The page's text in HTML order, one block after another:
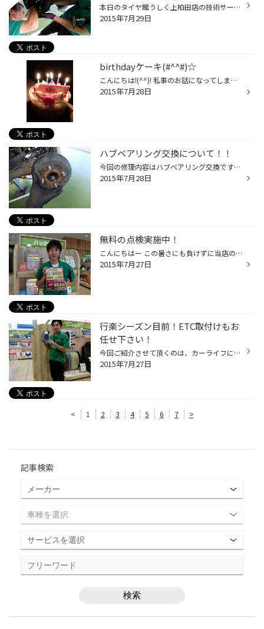
本日のタイヤ館うしく上柏田店の技術サービスはフロントのロアアームジョイントとタイロットの社外品交換になります。 ロアアームジョイント・タイロットを交換するとどうなるのか？ 最近のハイエースのローダウン＋大径ホイール装着はカスタムの基本として定着しています。 しかし、スタイリングと...
2015年7月29日
birthdayケーキ(#^^#)☆
こんにちは!(^^)! 私事のお話になってしまいますが、7/25日をもって29歳になりました(*^^)v よく老け顔扱いされますがギリギリ20代なんですよ＼(^o^)／(笑) 20代までにやり遂げておきたいこと等、探せばきりはないですが… 前向きに！そして一つ一つクリアにしていき、成長していければと思っていま...
2015年7月28日
ハブベアリング交換について！！
今回の修理内容はハブベアリング交換です！ 先日タントのお客様で走行中に音がするとのご依頼を受けました。 早速試乗させてもらうと、スピードに応じて ゴーーーといった音が常になっています。 初めは単なるタイヤのロードノイズか？と思ったのですが、速度が増すにつれて次第に音が大きくなり、...
2015年7月28日
無料の点検実施中！
こんにちはー この暑さにも負けずに当店のスタッフは元気に営業中です！ この暑さですとお車のトラブルも多くなる季節にもなります。 今お乗りのお車のメンテナンスは大丈夫ですか？ トラブルで一番多いのが・・・ タイヤでのトラブルです。 高速道路でのパンクがやはり多いようです。 そうならない...
2015年7月27日
行楽シーズン目前！ETC取付けもお
任せ下さい！
今回ご紹介させて頂くのは、カーライフには必須アイテム「ETC」のご紹介です。 ETCの特徴といたしましては、料金所にて停車してお金の出し入れがなくなります。 さらに、時間帯によっては高速道路の割引などが適用されるので高速料金も安くすむことがあります。写真でもわかる通りスマートフォンく...
2015年7月27日
< 1 2 3 4 5 6 7 >
記事検索